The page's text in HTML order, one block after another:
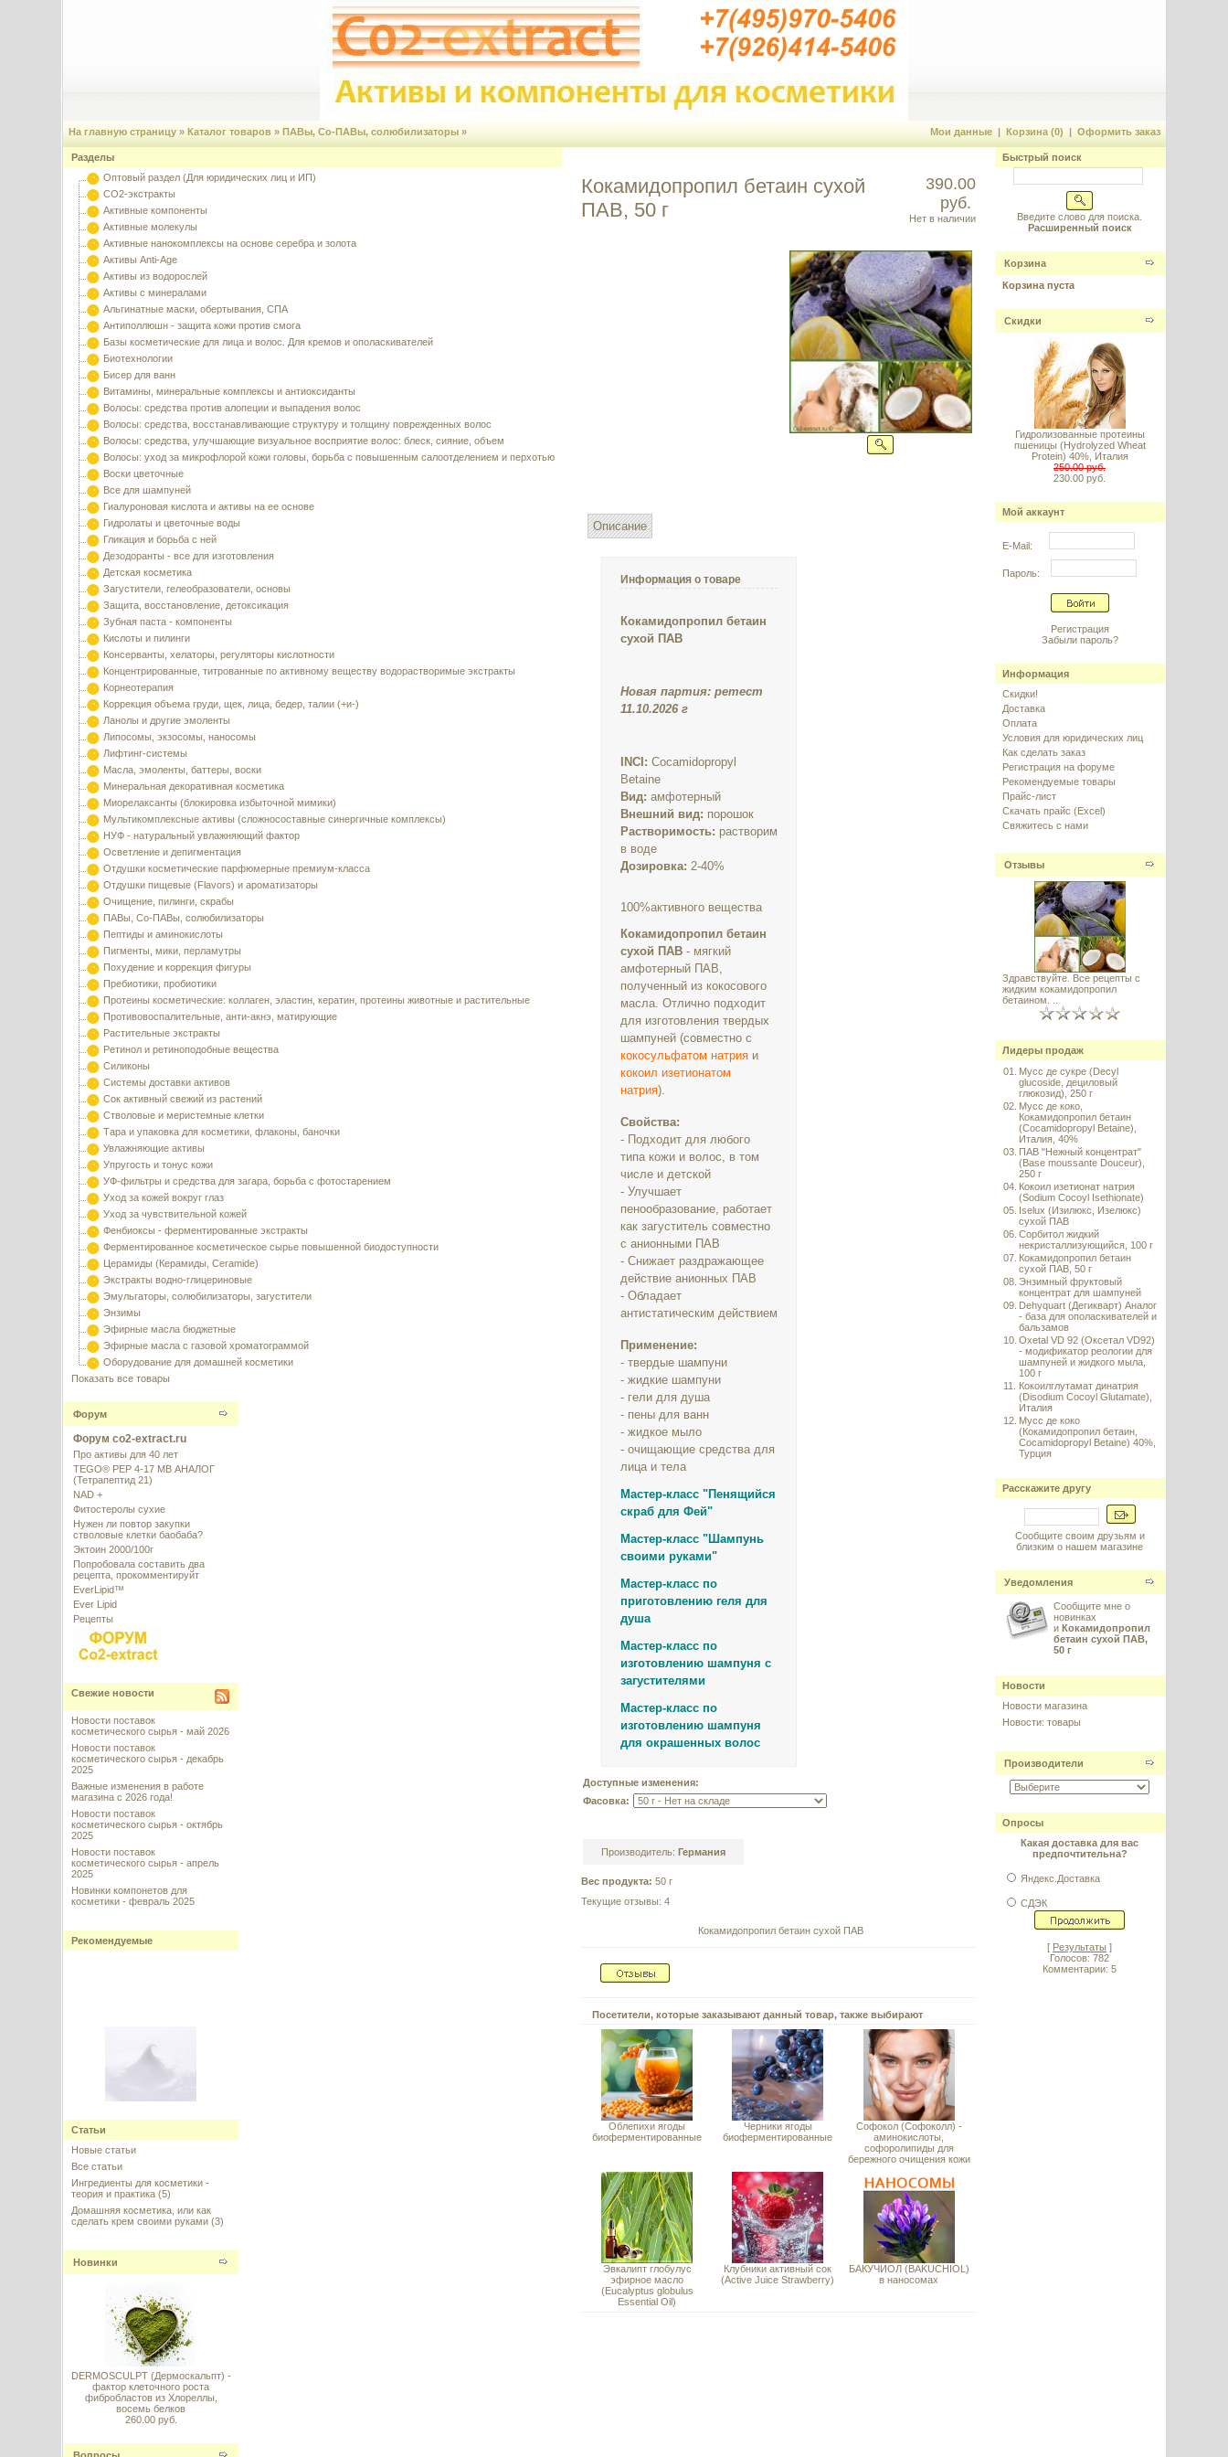
На главную страницу» Каталог товаров» ПАВы, Со-ПАВы, солюбилизаторы» Мои данные| Корзина (0) | Оформить заказ
Разделы
Оптовый раздел (Для юридических лиц и ИП)
CO2-экстракты
Активные компоненты
Активные молекулы
Активные нанокомплексы на основе серебра и золота
Активы Anti-Age
Активы из водорослей
Активы с минералами
Альгинатные маски, обертывания, СПА
Антиполлюшн - защита кожи против смога
Базы косметические для лица и волос. Для кремов и ополаскивателей
Биотехнологии
Бисер для ванн
Витамины, минеральные комплексы и антиоксиданты
Волосы: средства против алопеции и выпадения волос
Волосы: средства, восстанавливающие структуру и толщину поврежденных волос
Волосы: средства, улучшающие визуальное восприятие волос: блеск, сияние, объем
Волосы: уход за микрофлорой кожи головы, борьба с повышенным салоотделением и перхотью
Воски цветочные
Все для шампуней
Гиалуроновая кислота и активы на ее основе
Гидролаты и цветочные воды
Гликация и борьба с ней
Дезодоранты - все для изготовления
Детская косметика
Загустители, гелеобразователи, основы
Защита, восстановление, детоксикация
Зубная паста - компоненты
Кислоты и пилинги
Консерванты, хелаторы, регуляторы кислотности
Концентрированные, титрованные по активному веществу водорастворимые экстракты
Корнеотерапия
Коррекция объема груди, щек, лица, бедер, талии (+и-)
Ланолы и другие эмоленты
Липосомы, экзосомы, наносомы
Лифтинг-системы
Масла, эмоленты, баттеры, воски
Минеральная декоративная косметика
Миорелаксанты (блокировка избыточной мимики)
Мультикомплексные активы (сложносоставные синергичные комплексы)
НУФ - натуральный увлажняющий фактор
Осветление и депигментация
Отдушки косметические парфюмерные премиум-класса
Отдушки пищевые (Flavors) и ароматизаторы
Очищение, пилинги, скрабы
ПАВы, Со-ПАВы, солюбилизаторы
Пептиды и аминокислоты
Пигменты, мики, перламутры
Похудение и коррекция фигуры
Пребиотики, пробиотики
Протеины косметические: коллаген, эластин, кератин, протеины животные и растительные
Противовоспалительные, анти-акнэ, матирующие
Растительные экстракты
Ретинол и ретиноподобные вещества
Силиконы
Системы доставки активов
Сок активный свежий из растений
Стволовые и меристемные клетки
Тара и упаковка для косметики, флаконы, баночки
Увлажняющие активы
Упругость и тонус кожи
УФ-фильтры и средства для загара, борьба с фотостарением
Уход за кожей вокруг глаз
Уход за чувствительной кожей
Фенбиоксы - ферментированные экстракты
Ферментированное косметическое сырье повышенной биодоступности
Церамиды (Керамиды, Ceramide)
Экстракты водно-глицериновые
Эмульгаторы, солюбилизаторы, загустители
Энзимы
Эфирные масла бюджетные
Эфирные масла с газовой хроматограммой
Оборудование для домашней косметики
Показать все товары
Форум
Форум co2-extract.ru
Про активы для 40 лет
TEGO® PEP 4-17 MB АНАЛОГ
(Тетрапептид 21)
NAD +
Фитостеролы сухие
Нужен ли повтор закупки
стволовые клетки баобаба?
Эктоин 2000/100г
Попробовала составить два
рецепта, прокомментируйт
EverLipid™
Ever Lipid
Рецепты
Свежие новости
Новости поставок
косметического сырья - май 2026
Новости поставок
косметического сырья - декабрь
2025
Важные изменения в работе
магазина с 2026 года!
Новости поставок
косметического сырья - октябрь
2025
Новости поставок
косметического сырья - апрель
2025
Новинки компонетов для
косметики - февраль 2025
Рекомендуемые
---------
Сорбитол жидкий
некристаллизующийся, 100 г
---------
Greyverse - пептид против
седины АНАЛОГ (Грейверс)
---------
Статьи
Новые статьи
Все статьи
Ингредиенты для косметики -
теория и практика(5)
Домашняя косметика, или как
сделать крем своими руками(3)
Новинки
DERMOSCULPT (Дермоскальпт) -
фактор клеточного роста
фибробластов из Хлореллы,
восемь белков
260.00 руб.
Кокамидопропил бетаин сухой
ПАВ, 50 г
390.00
руб.
Нет в наличии
Описание
Информация о товаре
Кокамидопропил бетаин
сухой ПАВ
Новая партия: ретест
11.10.2026 г
INCI: Cocamidopropyl
Betaine
Вид: амфотерный
Внешний вид: порошок
Растворимость: растворим
в воде
Дозировка: 2-40%
100%активного вещества
Кокамидопропил бетаин
сухой ПАВ - мягкий
амфотерный ПАВ,
полученный из кокосового
масла. Отлично подходит
для изготовления твердых
шампуней (совместно с
кокосульфатом натрияи
кокоил изетионатом
натрия).
Свойства:
- Подходит для любого
типа кожи и волос, в том
числе и детской
- Улучшает
пенообразование, работает
как загуститель совместно
с анионными ПАВ
- Снижает раздражающее
действие анионных ПАВ
- Обладает
антистатическим действием
Применение:
- твердые шампуни
- жидкие шампуни
- гели для душа
- пены для ванн
- жидкое мыло
- очищающие средства для
лица и тела
Мастер-класс "Пенящийся
скраб для Фей"
Мастер-класс "Шампунь
своими руками"
Мастер-класс по
приготовлению геля для
душа
Мастер-класс по
изготовлению шампуня с
загустителями
Мастер-класс по
изготовлению шампуня
для окрашенных волос
Доступные изменения:
Фасовка:
Производитель: Германия
Вес продукта: 50 г
Текущие отзывы: 4
Кокамидопропил бетаин сухой ПАВ
Посетители, которые заказывают данный товар, также выбирают
Облепихи ягоды
биоферментированные
Черники ягоды
биоферментированные
Софокол (Софоколл) -
аминокислоты,
софоролипиды для
бережного очищения кожи
Эвкалипт глобулус
эфирное масло
(Eucalyptus globulus
Essential Oil)
Клубники активный сок
(Active Juice Strawberry)
БАКУЧИОЛ (BAKUCHIOL)
в наносомах
Быстрый поиск
Введите слово для поиска.
Расширенный поиск
Корзина
Корзина пуста
Скидки
Гидролизованные протеины
пшеницы (Hydrolyzed Wheat
Protein) 40%, Италия
250.00 руб.
230.00 руб.
Мой аккаунт
E-Mail:
Пароль:
Регистрация
Забыли пароль?
Информация
Скидки!
Доставка
Оплата
Условия для юридических лиц
Как сделать заказ
Регистрация на форуме
Рекомендуемые товары
Прайс-лист
Скачать прайс (Excel)
Свяжитесь с нами
Отзывы
Здравствуйте. Все рецепты с
жидким кокамидопропил
бетаином. ..
Лидеры продаж
01.
Мусс де сукре (Decyl
glucoside, дециловый
глюкозид), 250 г
02. Мусс де коко,
Кокамидопропил бетаин
(Cocamidopropyl Betaine),
Италия, 40%
03. ПАВ "Нежный концентрат"
(Base moussante Douceur),
250 г
04. Кокоил изетионат натрия
(Sodium Cocoyl Isethionate)
05. Iselux (Изилюкс, Изелюкс)
сухой ПАВ
06. Сорбитол жидкий
некристаллизующийся, 100 г
07. Кокамидопропил бетаин
сухой ПАВ, 50 г
08. Энзимный фруктовый
концентрат для шампуней
09. Dehyquart (Дегикварт) Аналог
- база для ополаскивателей и
бальзамов
10. Oxetal VD 92 (Оксетал VD92)
- модификатор реологии для
шампуней и жидкого мыла,
100 г
11.
Кокоилглутамат динатрия
(Disodium Cocoyl Glutamate),
Италия
12. Мусс де коко
(Кокамидопропил бетаин,
Cocamidopropyl Betaine) 40%,
Турция
Расскажите другу
Сообщите своим друзьям и
близким о нашем магазине
Уведомления
Сообщите мне о
новинках
и Кокамидопропил
бетаин сухой ПАВ,
50 г
Новости
Новости магазина
Новости: товары
Производители
Опросы
Какая доставка для вас
предпочтительна?
Яндекс.Доставка
СДЭК
[ Результаты ]
Голосов: 782
Комментарии: 5